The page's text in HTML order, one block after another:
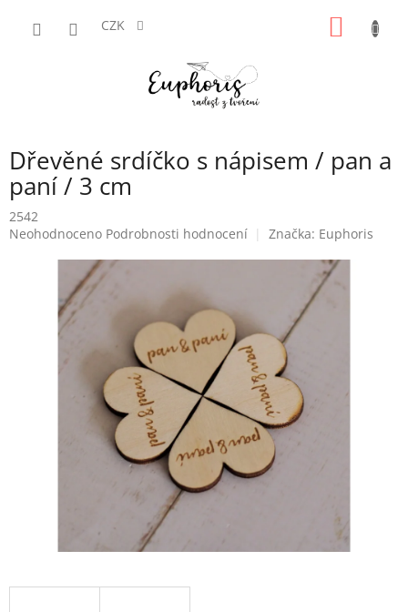
CZK
Dřevěné srdíčko s nápisem / pan a
paní / 3 cm
2542
Průměrné
Neohodnoceno Podrobnosti hodnocení Značka: Euphoris